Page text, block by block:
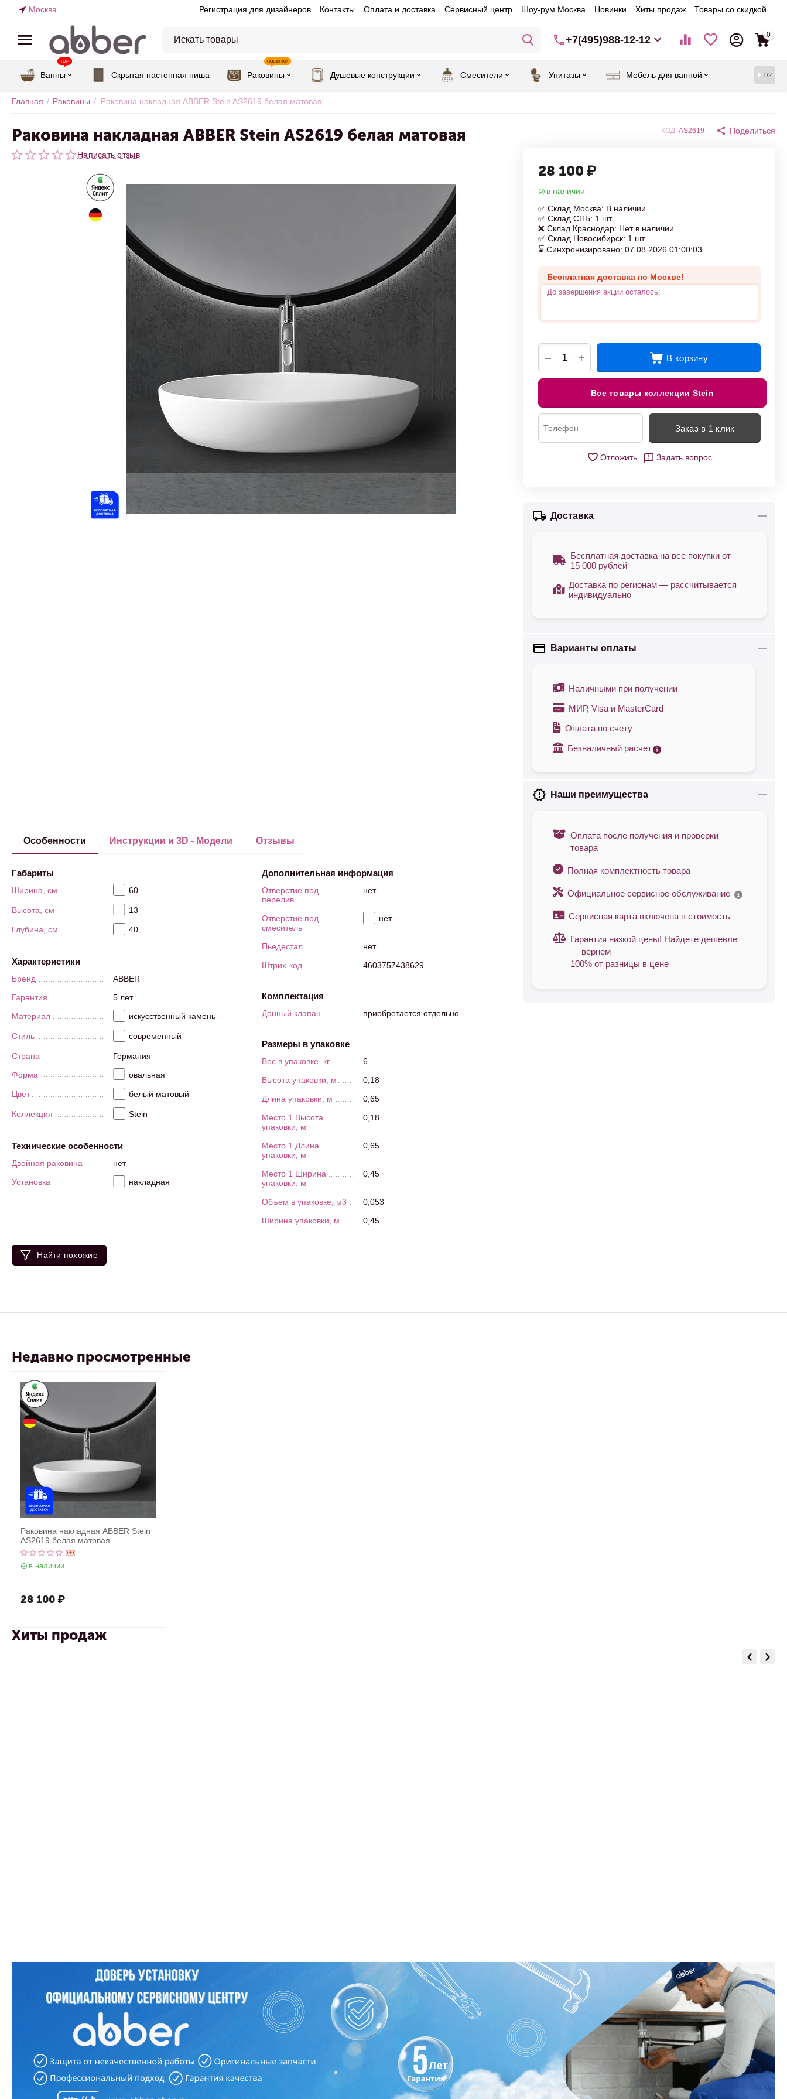
Москва Регистрация для дизайнеров Контакты Оплата и доставка Сервисный центр Шоу-рум Москва Новинки Хиты продаж Товары со скидкой
+7(495)988-12-12 0
Ванны
TOP
Скрытая настенная ниша Раковины
НОВИНКИ
Душевые конструкции Смесители Унитазы Мебель для ванной 1/2
Главная / Раковины / Раковина накладная ABBER Stein AS2619 белая матовая
Раковина накладная ABBER Stein AS2619 белая матовая
Написать отзыв
КОД: AS2619 Поделиться
28 100 ₽
в наличии
✅ Склад Москва: В наличии.
✅ Склад СПБ: 1 шт.
❌ Склад Краснодар: Нет в наличии.
✅ Склад Новосибирск: 1 шт.
⌛ Синхронизировано: 07.08.2026 01:00:03
Бесплатная доставка по Москве!
До завершения акции осталось:
+
− В корзину
Все товары коллекции Stein
Заказ в 1 клик
Отложить Задать вопрос
Доставка
Бесплатная доставка на все покупки от —
15 000 рублей
Доставка по регионам — рассчитывается
индивидуально
Варианты оплаты
Наличными при получении
МИР, Visa и MasterCard
Оплата по счету
Безналичный расчет
Наши преимущества
Оплата после получения и проверки
товара
Полная комплектность товара
Официальное сервисное обслуживание
Сервисная карта включена в стоимость
Гарантия низкой цены! Найдете дешевле
— вернем
100% от разницы в цене
Особенности Инструкции и 3D - Модели Отзывы
Габариты
Ширина, см 60
Высота, см 13
Глубина, см 40
Характеристики
Бренд
ABBER
Гарантия
5 лет
Материал
искусственный камень
Стиль современный
Страна
Германия
Форма
овальная
Цвет белый матовый
Коллекция Stein
Технические особенности
Двойная раковина
нет
Установка
накладная
Дополнительная информация
Отверстие под
перелив
нет
Отверстие под
смеситель
нет
Пьедестал
нет
Штрих-код
4603757438629
Комплектация
Донный клапан приобретается отдельно
Размеры в упаковке
Вес в упаковке, кг
6
Высота упаковки, м
0,18
Длина упаковки, м
0,65
Место 1 Высота
упаковки, м
0,18
Место 1 Длина
упаковки, м
0,65
Место 1 Ширина
упаковки, м
0,45
Объем в упаковке, м3
0,053
Ширина упаковки, м
0,45
Найти похожие
Недавно просмотренные
Раковина накладная ABBER Stein
AS2619 белая матовая
в наличии
28 100₽
Хиты продаж